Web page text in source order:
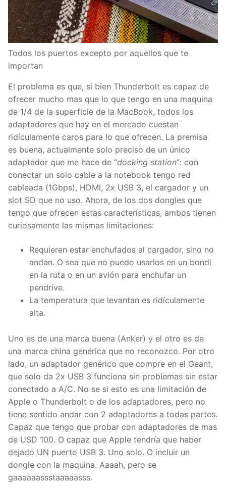
Todos los puertos excepto por aquellos que te
importan
El problema es que, si bien Thunderbolt es capaz de
ofrecer mucho mas que lo que tengo en una maquina
de 1/4 de la superficie de la MacBook, todos los
adaptadores que hay en el mercado cuestan
ridículamente caros para lo que ofrecen. La premisa
es buena, actualmente solo preciso de un único
adaptador que me hace de “docking station“: con
conectar un solo cable a la notebook tengo red
cableada (1Gbps), HDMI, 2x USB 3, el cargador y un
slot SD que no uso. Ahora, de los dos dongles que
tengo que ofrecen estas características, ambos tienen
curiosamente las mismas limitaciones:
Requieren estar enchufados al cargador, sino no
andan. O sea que no puedo usarlos en un bondi
en la ruta o en un avión para enchufar un
pendrive.
La temperatura que levantan es ridículamente
alta.
Uno es de una marca buena (Anker) y el otro es de
una marca china genérica que no reconozco. Por otro
lado, un adaptador genérico que compre en el Geant,
que solo da 2x USB 3 funciona sin problemas sin estar
conectado a A/C. No se si esto es una limitación de
Apple o Thunderbolt o de los adaptadores, pero no
tiene sentido andar con 2 adaptadores a todas partes.
Capaz que tengo que probar con adaptadores de mas
de USD 100. O capaz que Apple tendría que haber
dejado UN puerto USB 3. Uno solo. O incluir un
dongle con la maquina. Aaaah, pero se
gaaaaaassstaaaaasss.